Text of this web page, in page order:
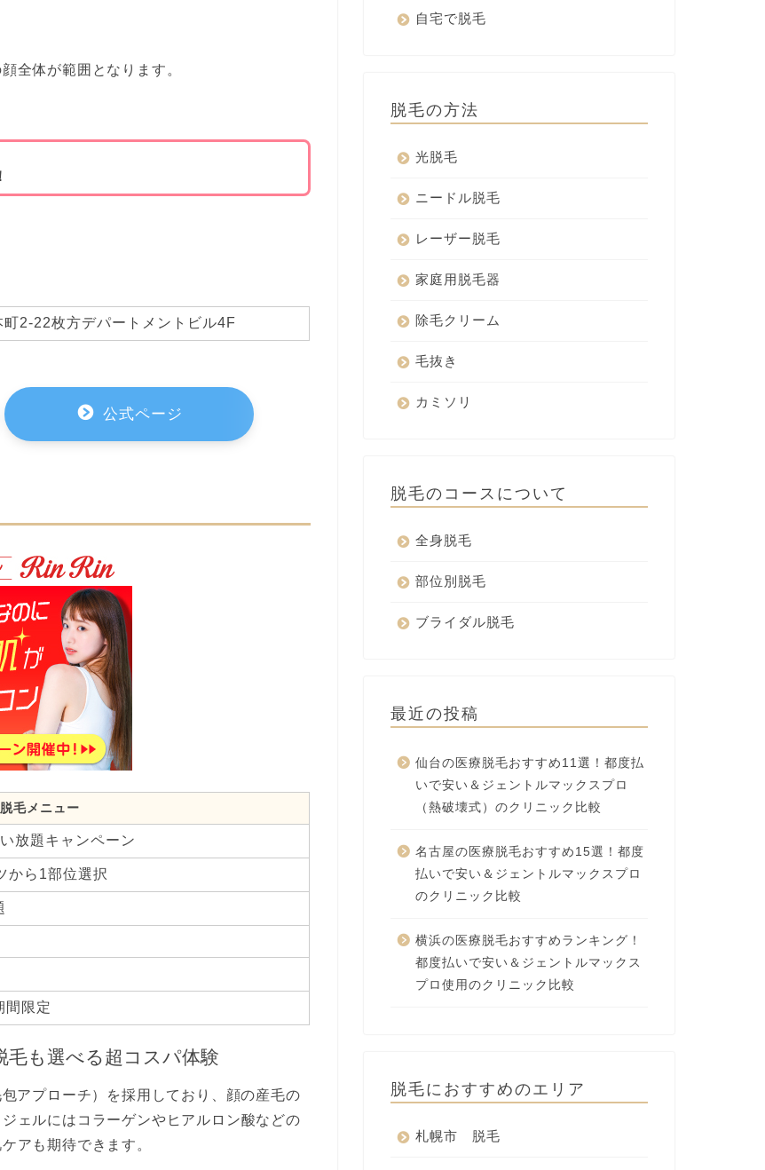
全体が範囲となります。
町2-22枚方デパートメントビル4F
公式ページ
毛メニュー
放題キャンペーン
から1部位選択
間限定
毛も選べる超コスパ体験
アプローチ）を採用しており、顔の産毛の
ェルにはコラーゲンやヒアルロン酸などの
アも期待できます。
自宅で脱毛
脱毛の方法
光脱毛
ニードル脱毛
レーザー脱毛
家庭用脱毛器
除毛クリーム
毛抜き
カミソリ
脱毛のコースについて
全身脱毛
部位別脱毛
ブライダル脱毛
最近の投稿
仙台の医療脱毛おすすめ11選！都度払
いで安い＆ジェントルマックスプロ
（熱破壊式）のクリニック比較
名古屋の医療脱毛おすすめ15選！都度
払いで安い＆ジェントルマックスプロ
のクリニック比較
横浜の医療脱毛おすすめランキング！
都度払いで安い＆ジェントルマックス
プロ使用のクリニック比較
脱毛におすすめのエリア
札幌市 脱毛